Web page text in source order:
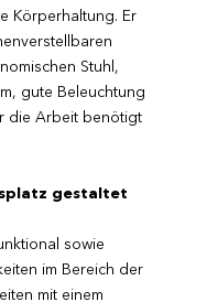
Körperhaltung. Er
Stuhl,
gute Beleuchtung
die Arbeit benötigt
gestaltet
sowie
im Bereich der
mit einem